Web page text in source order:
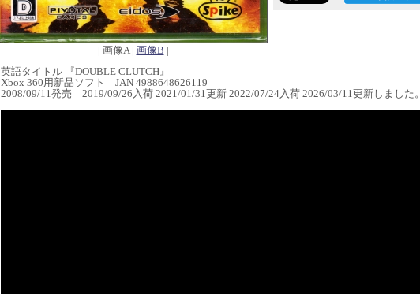
| 画像A | 画像B |
英語タイトル 『DOUBLE CLUTCH』
Xbox 360用新品ソフト JAN 4988648626119
2008/09/11発売 2019/09/26入荷 2021/01/31更新 2022/07/24入荷 2026/03/11更新しました。